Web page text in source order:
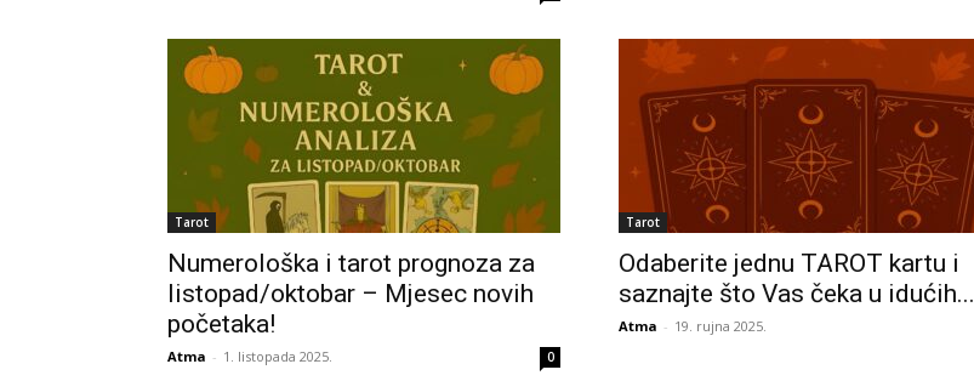
Tarot
Numerološka i tarot prognoza za
listopad/oktobar – Mjesec novih
početaka!
Atma - 1. listopada 2025. 0
Tarot
Odaberite jednu TAROT kartu i
saznajte što Vas čeka u idućih...
Atma - 19. rujna 2025.